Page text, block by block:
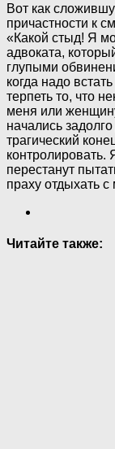
Вот как
причастности к
«Какой стыд! Я
адвоката,
глупыми
когда надо
терпеть то, что
меня или
начались
трагический
контролировать.
перестанут
праху отдыхать
Читайте также: